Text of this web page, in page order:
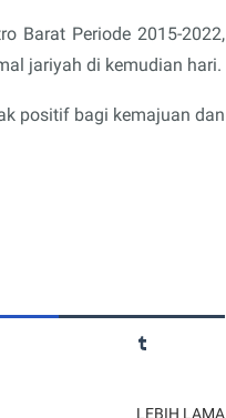
Barat Periode 2015-2022,
jariyah di kemudian hari.
positif bagi kemajuan dan
LEBIH LAMA